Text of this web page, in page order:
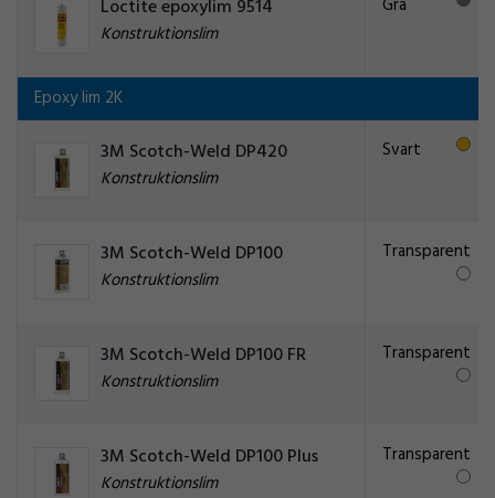
Loctite epoxylim 9514
Konstruktionslim
Grå
Epoxy lim 2K
3M Scotch-Weld DP420
Konstruktionslim
Svart
3M Scotch-Weld DP100
Konstruktionslim
Transparent
3M Scotch-Weld DP100 FR
Konstruktionslim
Transparent
3M Scotch-Weld DP100 Plus
Konstruktionslim
Transparent